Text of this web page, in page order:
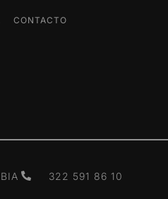
CONTACTO
322 591 86 10